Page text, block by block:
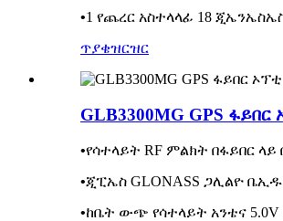
•1 የጨረር አስተላላፊ 18
ጥያቄዝርዝር
GLB3300MG GPS
•የሳተላይት RF ምልክት በፋይበር ላይ
•ጂፒኤስ GLONASS ጋሊልዮ
•ከቤት ውጭ የሳተላይት አንቴና 5.0V